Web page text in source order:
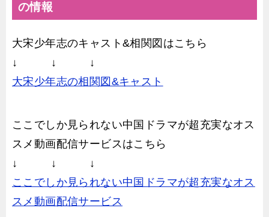
の情報
大宋少年志のキャスト&相関図はこちら
↓ ↓ ↓
大宋少年志の相関図&キャスト
ここでしか見られない中国ドラマが超充実なオス
スメ動画配信サービスはこちら
↓ ↓ ↓
ここでしか見られない中国ドラマが超充実なオス
スメ動画配信サービス